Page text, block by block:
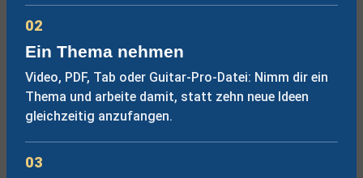
02
Ein Thema nehmen
Video, PDF, Tab oder Guitar-Pro-Datei: Nimm dir ein
Thema und arbeite damit, statt zehn neue Ideen
gleichzeitig anzufangen.
03